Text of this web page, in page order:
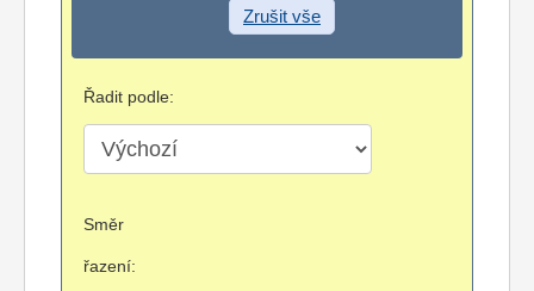
Zrušit vše
Řadit podle:
Směr
řazení: